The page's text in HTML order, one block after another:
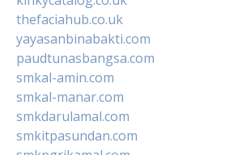
thefaciahub.co.uk
yayasanbinabakti.com
paudtunasbangsa.com
smkal-amin.com
smkal-manar.com
smkdarulamal.com
smkitpasundan.com